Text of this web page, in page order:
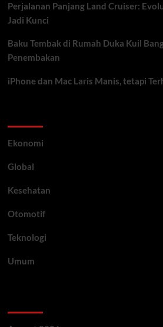
Perjalanan Panjang Land Cruiser:
Jadi Kunci
Baku Tembak di Rumah Duka Kuil
Penembakan
iPhone dan Mac Laris Manis, tetapi
Ekonomi
Global
Kesehatan
Otomotif
Teknologi
Umum